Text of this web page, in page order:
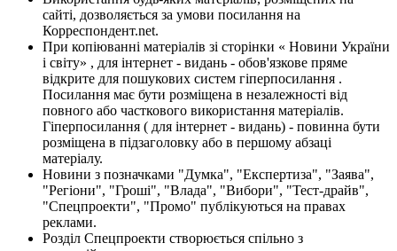
сайті, дозволяється за умови посилання на
Корреспондент.net.
При копіюванні матеріалів зі сторінки « Новини України
і світу» , для інтернет - видань - обов'язкове пряме
відкрите для пошукових систем гіперпосилання .
Посилання має бути розміщена в незалежності від
повного або часткового використання матеріалів.
Гіперпосилання ( для інтернет - видань) - повинна бути
розміщена в підзаголовку або в першому абзаці
матеріалу.
Новини з позначками "Думка", "Експертиза", "Заява",
"Регіони", "Гроші", "Влада", "Вибори", "Тест-драйв",
"Спецпроекти", "Промо" публікуються на правах
реклами.
Розділ Спецпроекти створюється спільно з